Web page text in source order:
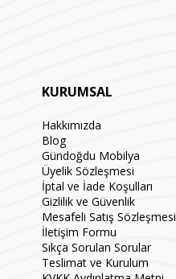
KURUMSAL
Hakkımızda
Blog
Gündoğdu Mobilya
Üyelik Sözleşmesi
İptal ve İade Koşulları
Gizlilik ve Güvenlik
Mesafeli Satış Sözleşmesi
İletişim Formu
Sıkça Sorulan Sorular
Teslimat ve Kurulum